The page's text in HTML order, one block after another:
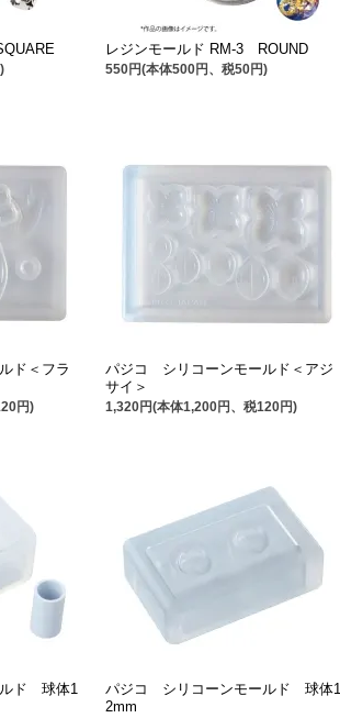
レジンモールド RM-3 ROUND
550円(本体500円、税50円)
ド＜フラ
円)
パジコ シリコーンモールド＜アジ
サイ＞
1,320円(本体1,200円、税120円)
ド 球体1
パジコ シリコーンモールド 球体1
2mm